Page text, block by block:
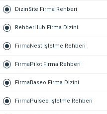
DizinSite Firma Rehberi
RehberHub Firma Dizini
FirmaNest İşletme Rehberi
FirmaPilot Firma Rehberi
FirmaBaseo Firma Dizini
FirmaPulseo İşletme Rehberi